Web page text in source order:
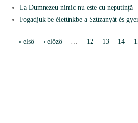
La Dumnezeu nimic nu este cu neputință
Fogadjuk be életünkbe a Szűzanyát és
« első ‹ előző … 12 13 14